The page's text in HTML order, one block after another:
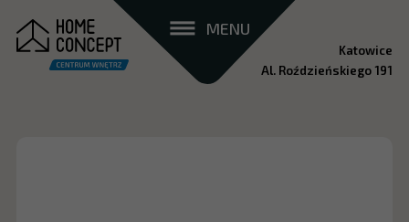
MENU
Katowice
Al. Roździeńskiego 191